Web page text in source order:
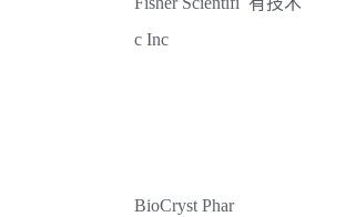
c Inc
BioCryst Phar